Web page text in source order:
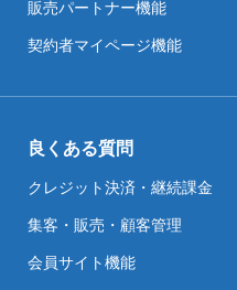
販売パートナー機能
契約者マイページ機能
良くある質問
クレジット決済・継続課金
集客・販売・顧客管理
会員サイト機能